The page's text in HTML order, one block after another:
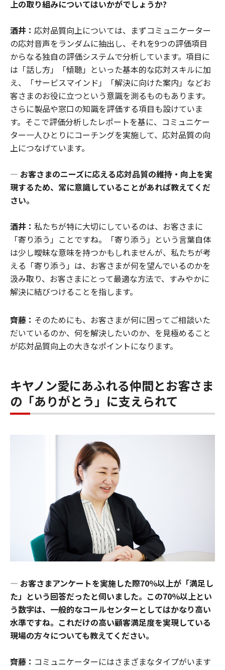
上の取り組みについてはいかがでしょうか?
酒井： 応対品質向上については、まずコミュニケーター
の応対音声をランダムに抽出し、それを9つの評価項目
からなる独自の評価システムで分析しています。項目に
は「話し方」「傾聴」といった基本的な応対スキルに加
え、「サービスマインド」「解決に向けた案内」などお
客さまのお役に立つという意識を測るものもあります。
さらに製品や窓口の知識を評価する項目も設けていま
す。そこで評価分析したレポートを基に、コミュニケー
ター一人ひとりにコーチングを実施して、応対品質の向
上につなげています。
― お客さまのニーズに応える応対品質の維持・向上を実
現するため、常に意識していることがあれば教えてくだ
さい。
酒井： 私たちが特に大切にしているのは、お客さまに
「寄り添う」ことですね。「寄り添う」という言葉自体
は少し曖昧な意味を持つかもしれませんが、私たちが考
える「寄り添う」は、お客さまが何を望んでいるのかを
汲み取り、お客さまにとって最適な方法で、すみやかに
解決に結びつけることを指します。
齊藤： そのためにも、お客さまが何に困ってご相談いた
だいているのか、何を解決したいのか、を見極めること
が応対品質向上の大きなポイントになります。
キヤノン愛にあふれる仲間とお客さま
の「ありがとう」に支えられて
― お客さまアンケートを実施した際70％以上が「満足し
た」という回答だったと伺いました。この70％以上とい
う数字は、一般的なコールセンターとしてはかなり高い
水準ですね。これだけの高い顧客満足度を実現している
現場の方々についても教えてください。
齊藤： コミュニケーターにはさまざまなタイプがいます